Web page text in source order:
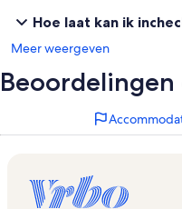
Hoe laat kan ik
Meer weergeven
Beoordelingen